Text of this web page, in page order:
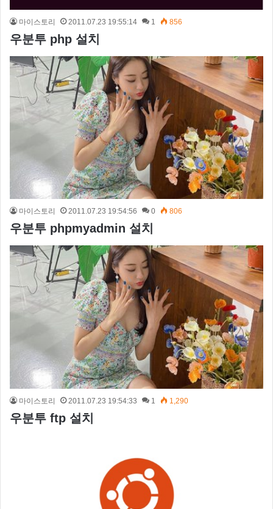
마이스토리 2011.07.23 19:55:14 1 856
우분투 php 설치
마이스토리 2011.07.23 19:54:56 0 806
우분투 phpmyadmin 설치
마이스토리 2011.07.23 19:54:33 1 1,290
우분투 ftp 설치